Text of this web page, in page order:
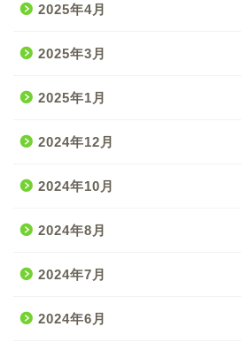
2025年4月
2025年3月
2025年1月
2024年12月
2024年10月
2024年8月
2024年7月
2024年6月